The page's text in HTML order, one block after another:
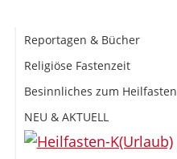
Reportagen & Bücher
Religiöse Fastenzeit
Besinnliches zum Heilfasten
NEU & AKTUELL